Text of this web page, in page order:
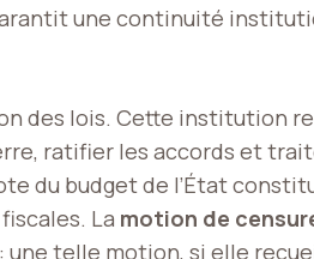
une continuité
des lois. Cette institution
ratifier les accords et
du budget de l’État
La motion de
telle motion, si elle